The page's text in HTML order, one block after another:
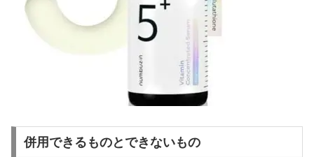
併用できるものとできないもの